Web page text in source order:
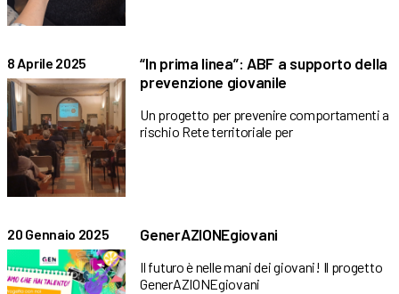
8 Aprile 2025
“In prima linea”: ABF a supporto della
prevenzione giovanile
Un progetto per prevenire comportamenti a
rischio Rete territoriale per
20 Gennaio 2025 GenerAZIONEgiovani
Il futuro è nelle mani dei giovani! Il progetto
GenerAZIONEgiovani